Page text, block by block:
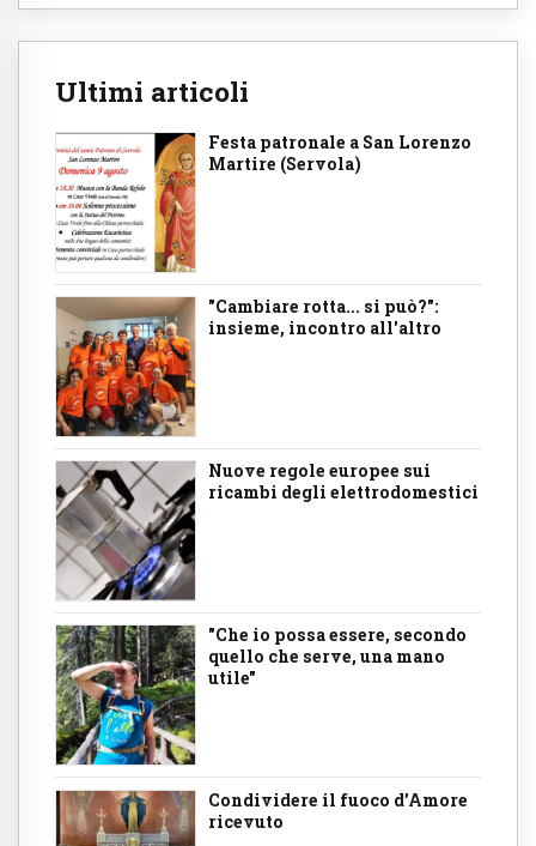
Ultimi articoli
Festa patronale a San Lorenzo
Martire (Servola)
"Cambiare rotta... si può?":
insieme, incontro all'altro
Nuove regole europee sui
ricambi degli elettrodomestici
"Che io possa essere, secondo
quello che serve, una mano
utile"
Condividere il fuoco d’Amore
ricevuto